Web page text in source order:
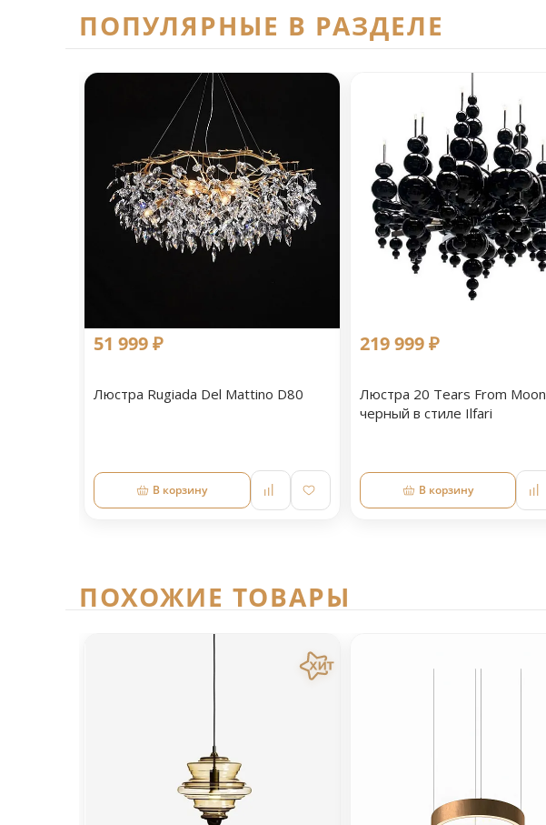
ПОПУЛЯРНЫЕ В РАЗДЕЛЕ
51 999 ₽
Люстра Rugiada Del Mattino D80
В корзину
219 999 ₽
Люстра 20 Tears From Moon
черный в стиле Ilfari
В корзину
ПОХОЖИЕ ТОВАРЫ